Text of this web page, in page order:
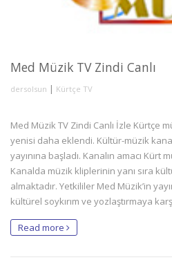
Med Müzik TV Zindi Canlı
dersolsun | Kürtçe TV
Med Müzik TV Zindi Canlı İzle Kürtçe
yenisi daha eklendi. Kültür-müzik
yayınına başladı. Kanalın amacı
Kanalda müzik kliplerinin yanı sıra
almaktadır. Yetkililer Med Müzik’in
kültürel soykırım ve yozlaştırmaya
Read more